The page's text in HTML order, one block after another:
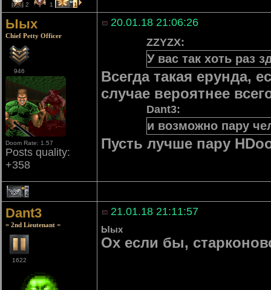
2 1 1
Ыых
Chief Petty Officer
946
Doom Rate: 1.57
Posts quality:
+358
20.01.18 21:06:26
ZZYZX:
У вас так хоть раз
Всегда такая
случае вероятнее
Dant3:
и возможно пару
Пусть лучше пару
2
Dant3
= 2nd Lieutenant =
1622
21.01.18 21:11:57
Ыых
Ох если бы,